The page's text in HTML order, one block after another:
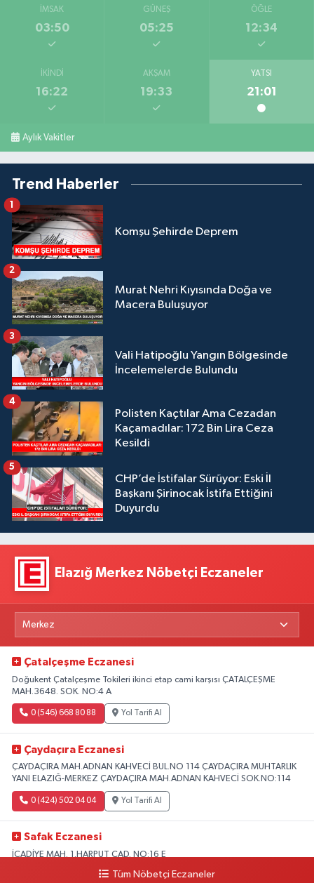
İMSAK
03:50
GÜNEŞ
05:25
ÖĞLE
12:34
İKINDI
16:22
AKŞAM
19:33
YATSI
21:01
Aylık Vakitler
Trend Haberler
Komşu Şehirde Deprem
1
Murat Nehri Kıyısında Doğa ve
Macera Buluşuyor
2
Vali Hatipoğlu Yangın Bölgesinde
İncelemelerde Bulundu
3
Polisten Kaçtılar Ama Cezadan
Kaçamadılar: 172 Bin Lira Ceza
Kesildi
4
CHP’de İstifalar Sürüyor: Eski İl
Başkanı Şirinocak İstifa Ettiğini
Duyurdu
5
Elazığ Merkez Nöbetçi Eczaneler
Çatalçeşme Eczanesi
Doğukent Çatalçeşme Tokileri ikinci etap cami karşısı ÇATALÇEŞME
MAH.3648. SOK. NO:4 A
0 (546) 668 80 88 Yol Tarifi Al
Çaydaçıra Eczanesi
ÇAYDAÇIRA MAH.ADNAN KAHVECİ BUL.NO 114 ÇAYDAÇIRA MUHTARLIK
YANI ELAZIĞ-MERKEZ ÇAYDAÇIRA MAH.ADNAN KAHVECİ SOK.NO:114
0 (424) 502 04 04 Yol Tarifi Al
Safak Eczanesi
İCADİYE MAH. 1.HARPUT CAD. NO:16 E
Yol Tarifi Al
Tüm Nöbetçi Eczaneler